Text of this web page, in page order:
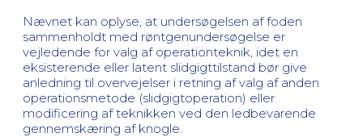
Nævnet kan oplyse, at undersøgelsen af foden
sammenholdt med røntgenundersøgelse er
vejledende for valg af operationteknik, idet en
eksisterende eller latent slidgigttilstand bør give
anledning til overvejelser i retning af valg af anden
operationsmetode (slidgigtoperation) eller
modificering af teknikken ved den ledbevarende
gennemskæring af knogle.